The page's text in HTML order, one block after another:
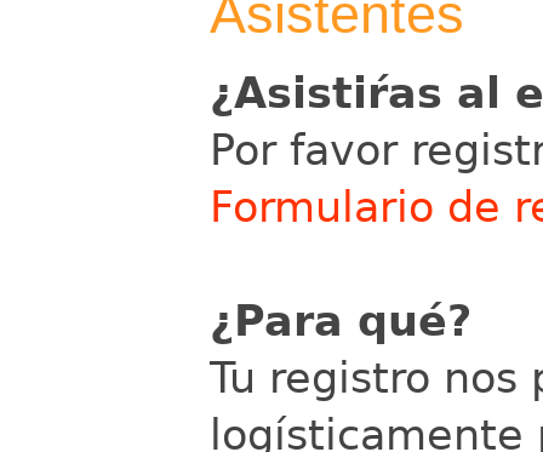
Asistentes
¿Asistiŕas al
Por favor
Formulario de
¿Para qué?
Tu registro nos